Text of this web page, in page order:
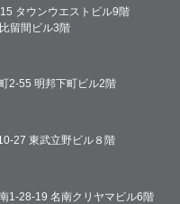
タウンウエストビル9階
留間ビル3階
2-55 明邦下町ビル2階
27 東武立野ビル８階
1-28-19 名南クリヤマビル6階